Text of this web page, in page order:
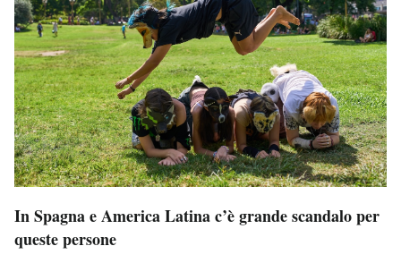
In Spagna e America Latina c’è grande scandalo per
queste persone